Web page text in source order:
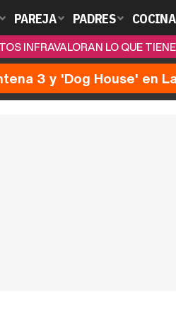
PAREJA PADRES COCINA
INFRAVALORAN LO QUE
3 y 'Dog House' en